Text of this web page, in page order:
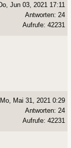
Jun 03, 2021 17:11
Antworten: 24
Aufrufe: 42231
Mo, Mai 31, 2021 0:29
Antworten: 24
Aufrufe: 42231